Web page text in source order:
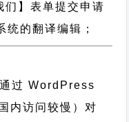
们】表单提交申请
的翻译编辑；
过WordPress
内访问较慢）对